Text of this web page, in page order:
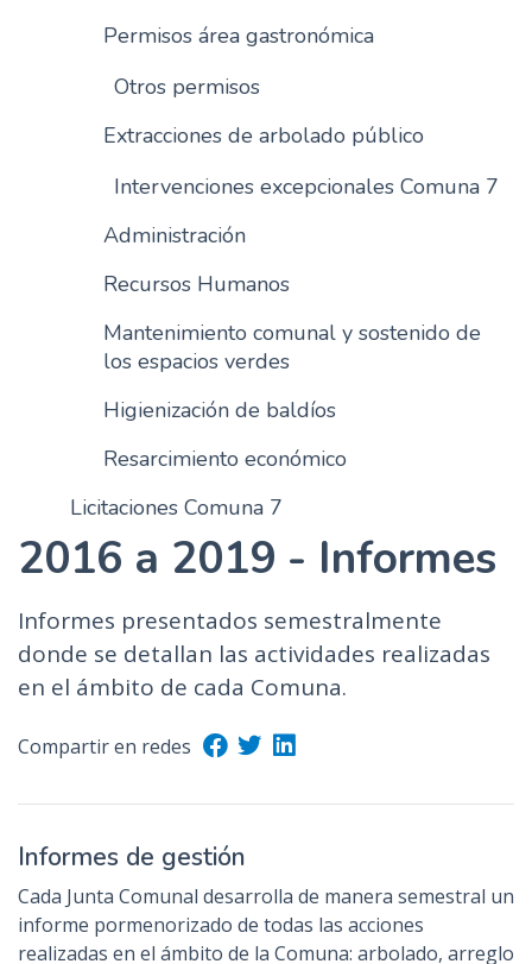
Permisos área gastronómica
Otros permisos
Extracciones de arbolado público
Intervenciones excepcionales Comuna 7
Administración
Recursos Humanos
Mantenimiento comunal y sostenido de
los espacios verdes
Higienización de baldíos
Resarcimiento económico
Licitaciones Comuna 7
2016 a 2019 - Informes
Informes presentados semestralmente
donde se detallan las actividades realizadas
en el ámbito de cada Comuna.
Compartir en redes
Informes de gestión
Cada Junta Comunal desarrolla de manera semestral un
informe pormenorizado de todas las acciones
realizadas en el ámbito de la Comuna: arbolado, arreglo